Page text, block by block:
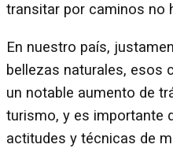
transitar por caminos no
En nuestro país,
bellezas naturales, esos
un notable aumento de
turismo, y es importante
actitudes y técnicas de